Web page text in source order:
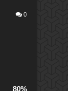
0
80%